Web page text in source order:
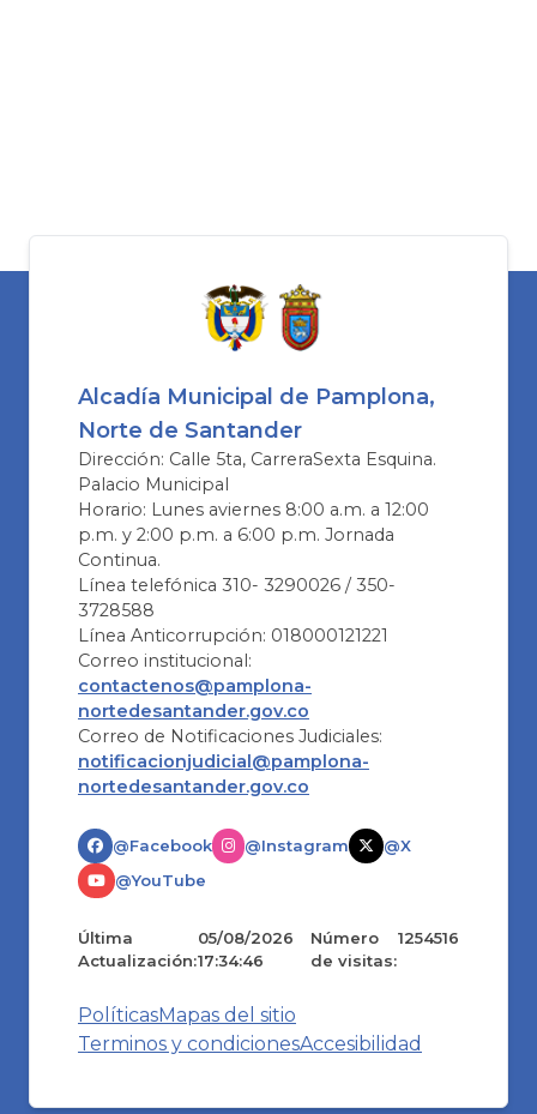
Alcadía Municipal de Pamplona,
Norte de Santander
Dirección: Calle 5ta, CarreraSexta Esquina.
Palacio Municipal
Horario: Lunes aviernes 8:00 a.m. a 12:00
p.m. y 2:00 p.m. a 6:00 p.m. Jornada
Continua.
Línea telefónica 310- 3290026 / 350-
3728588
Línea Anticorrupción: 018000121221
Correo institucional:
contactenos@pamplona-
nortedesantander.gov.co
Correo de Notificaciones Judiciales:
notificacionjudicial@pamplona-
nortedesantander.gov.co
@Facebook @Instagram
@X
@YouTube
Última
Actualización:
05/08/2026
17:34:46
Número
de visitas:
1254516
PolíticasMapas del sitio
Terminos y condicionesAccesibilidad